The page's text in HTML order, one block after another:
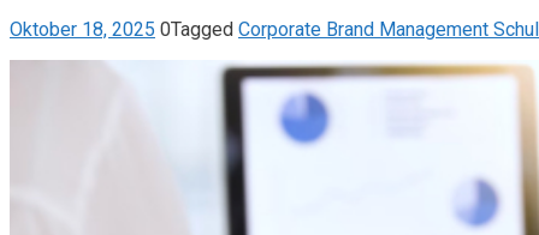
Oktober 18, 2025 0Tagged Corporate Brand Management